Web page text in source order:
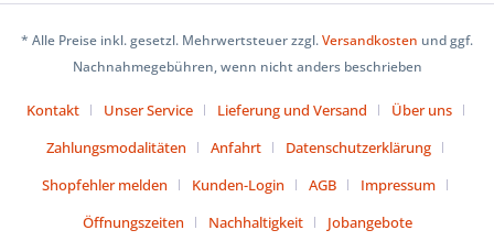
* Alle Preise inkl. gesetzl. Mehrwertsteuer zzgl.Versandkosten und ggf.
Nachnahmegebühren, wenn nicht anders beschrieben
Kontakt Unser Service Lieferung und Versand
Über uns
Zahlungsmodalitäten
Anfahrt
Datenschutzerklärung
Shopfehler melden
Kunden-Login AGB
Impressum
Öffnungszeiten
Nachhaltigkeit Jobangebote